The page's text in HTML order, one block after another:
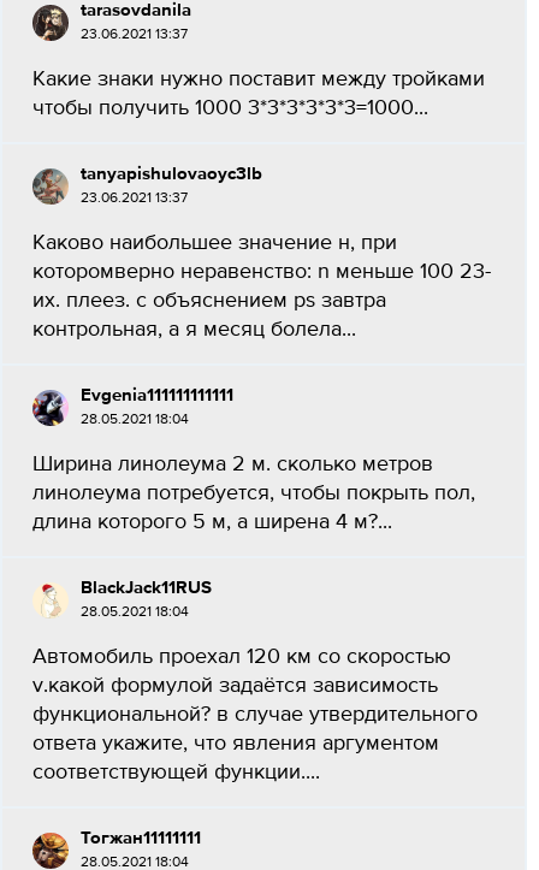
tarasovdanila
23.06.2021 13:37
Какие знаки нужно поставит между тройками
чтобы получить 1000 3*3*3*3*3*3=1000...
tanyapishulovaoyc3lb
23.06.2021 13:37
Каково наибольшее значение н, при
которомверно неравенство: n меньше 100 23-
их. плеез. с объяснением ps завтра
контрольная, а я месяц болела...
Evgenia111111111111
28.05.2021 18:04
Ширина линолеума 2 м. сколько метров
линолеума потребуется, чтобы покрыть пол,
длина которого 5 м, а ширена 4 м?...
BlackJack11RUS
28.05.2021 18:04
Автомобиль проехал 120 км со скоростью
v.какой формулой задаётся зависимость
функциональной? в случае утвердительного
ответа укажите, что явления аргументом
соответствующей функции....
Тогжан11111111
28.05.2021 18:04